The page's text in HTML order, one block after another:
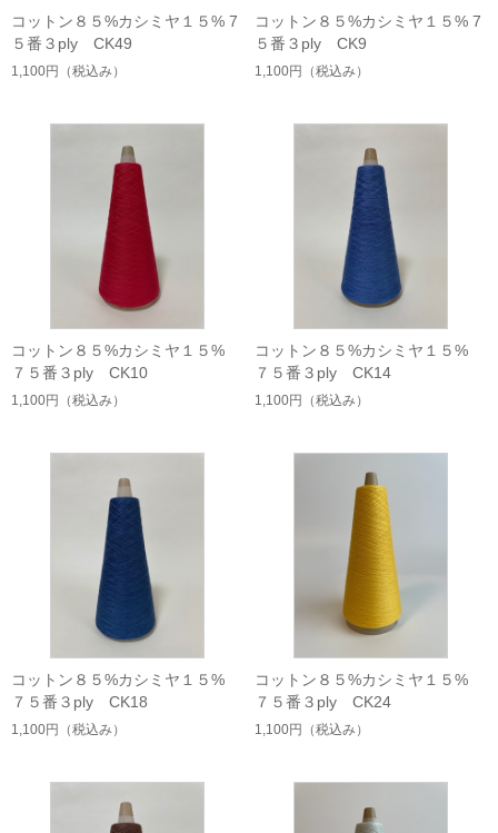
コットン８５%カシミヤ１５% 7
５番３ply CK49
1,100円 （税込み）
コットン８５%カシミヤ１５% 7
５番３ply CK9
1,100円 （税込み）
コットン８５%カシミヤ１５%
７５番３ply CK10
1,100円 （税込み）
コットン８５%カシミヤ１５%
７５番３ply CK14
1,100円 （税込み）
コットン８５%カシミヤ１５%
７５番３ply CK18
1,100円 （税込み）
コットン８５%カシミヤ１５%
７５番３ply CK24
1,100円 （税込み）